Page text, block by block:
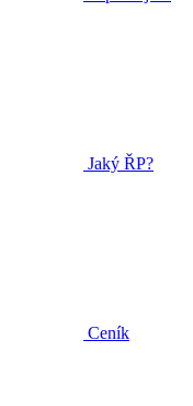
Jaký ŘP?
Ceník